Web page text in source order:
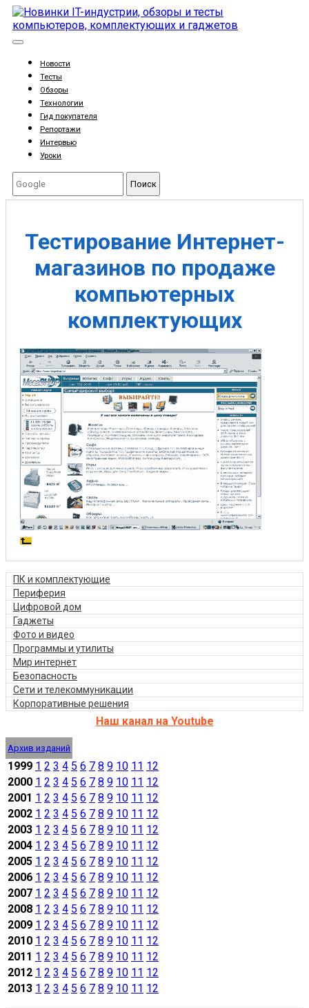
Новости
Тесты
Обзоры
Технологии
Гид покупателя
Репортажи
Интервью
Уроки
Поиск
Тестирование Интернет-
магазинов по продаже
компьютерных
комплектующих
ПК и комплектующие
Периферия
Цифровой дом
Гаджеты
Фото и видео
Программы и утилиты
Мир интернет
Безопасность
Сети и телекоммуникации
Корпоративные решения
Наш канал на Youtube
Архив изданий
1999 1 2 3 4 5 6 7 8 9 10 11 12
2000 1 2 3 4 5 6 7 8 9 10 11 12
2001 1 2 3 4 5 6 7 8 9 10 11 12
2002 1 2 3 4 5 6 7 8 9 10 11 12
2003 1 2 3 4 5 6 7 8 9 10 11 12
2004 1 2 3 4 5 6 7 8 9 10 11 12
2005 1 2 3 4 5 6 7 8 9 10 11 12
2006 1 2 3 4 5 6 7 8 9 10 11 12
2007 1 2 3 4 5 6 7 8 9 10 11 12
2008 1 2 3 4 5 6 7 8 9 10 11 12
2009 1 2 3 4 5 6 7 8 9 10 11 12
2010 1 2 3 4 5 6 7 8 9 10 11 12
2011 1 2 3 4 5 6 7 8 9 10 11 12
2012 1 2 3 4 5 6 7 8 9 10 11 12
2013 1 2 3 4 5 6 7 8 9 10 11 12